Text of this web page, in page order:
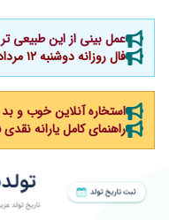
عمل بینی از این طبیعی
فال روزانه دوشنبه ۱۲ مرداد ۱۴۰۵ | فال امروز | فال روزانه شخصی
استخاره آنلاین خوب و
راهنمای کامل یارانه نقدی ۱۴۰۵؛ مبلغ، زمان واریز، دهک‌بندی
97